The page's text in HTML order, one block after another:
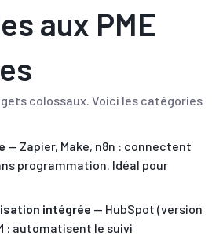
aux PME
colossaux. Voici les catégories
— Zapier, Make, n8n : connectent
programmation. Idéal pour
intégrée — HubSpot (version
: automatisent le suivi